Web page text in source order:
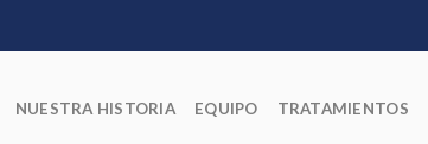
NUESTRA HISTORIA EQUIPO TRATAMIENTOS